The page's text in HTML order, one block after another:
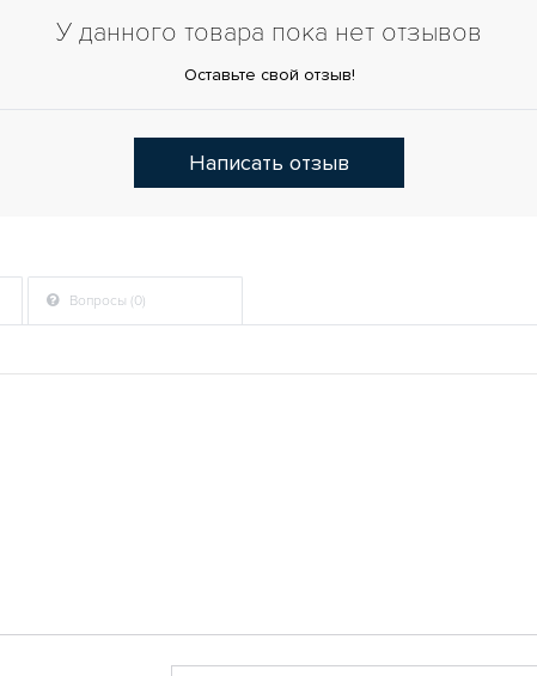
У данного товара пока нет отзывов
Оставьте свой отзыв!
Написать отзыв
Вопросы (0)